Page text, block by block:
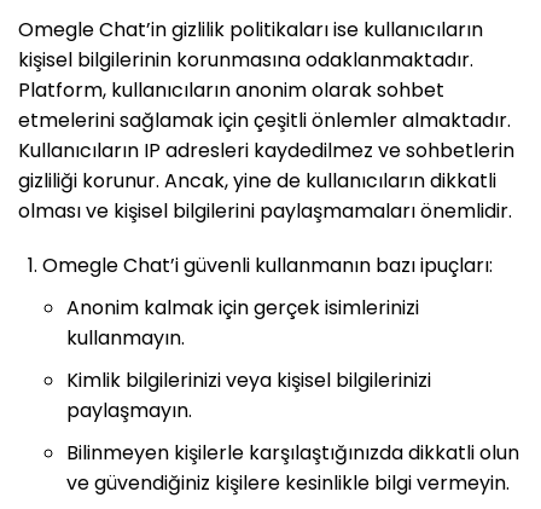
Omegle Chat’in gizlilik politikaları ise kullanıcıların
kişisel bilgilerinin korunmasına odaklanmaktadır.
Platform, kullanıcıların anonim olarak sohbet
etmelerini sağlamak için çeşitli önlemler almaktadır.
Kullanıcıların IP adresleri kaydedilmez ve sohbetlerin
gizliliği korunur. Ancak, yine de kullanıcıların dikkatli
olması ve kişisel bilgilerini paylaşmamaları önemlidir.
Omegle Chat’i güvenli kullanmanın bazı ipuçları:
Anonim kalmak için gerçek isimlerinizi
kullanmayın.
Kimlik bilgilerinizi veya kişisel bilgilerinizi
paylaşmayın.
Bilinmeyen kişilerle karşılaştığınızda dikkatli olun
ve güvendiğiniz kişilere kesinlikle bilgi vermeyin.